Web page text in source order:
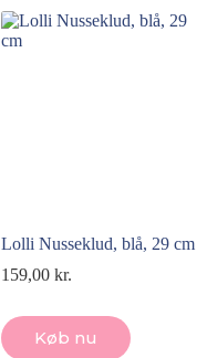
Lolli Nusseklud, blå, 29 cm
159,00kr.
Køb nu